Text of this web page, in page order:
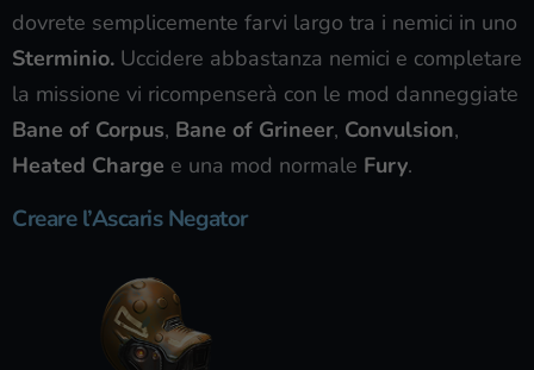
dovrete semplicemente farvi largo tra i nemici in uno
Sterminio. Uccidere abbastanza nemici e completare
la missione vi ricompenserà con le mod danneggiate
Bane of Corpus, Bane of Grineer, Convulsion,
Heated Charge e una mod normale Fury.
Creare l’Ascaris Negator